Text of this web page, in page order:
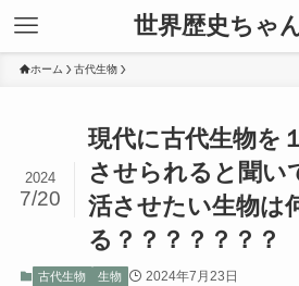
世界歴史ちゃ
ホーム 古代生物
現代に古代生物を
させられると聞い
活させたい生物は
る？？？？？？？
2024
7/20
古代生物 生物 2024年7月23日